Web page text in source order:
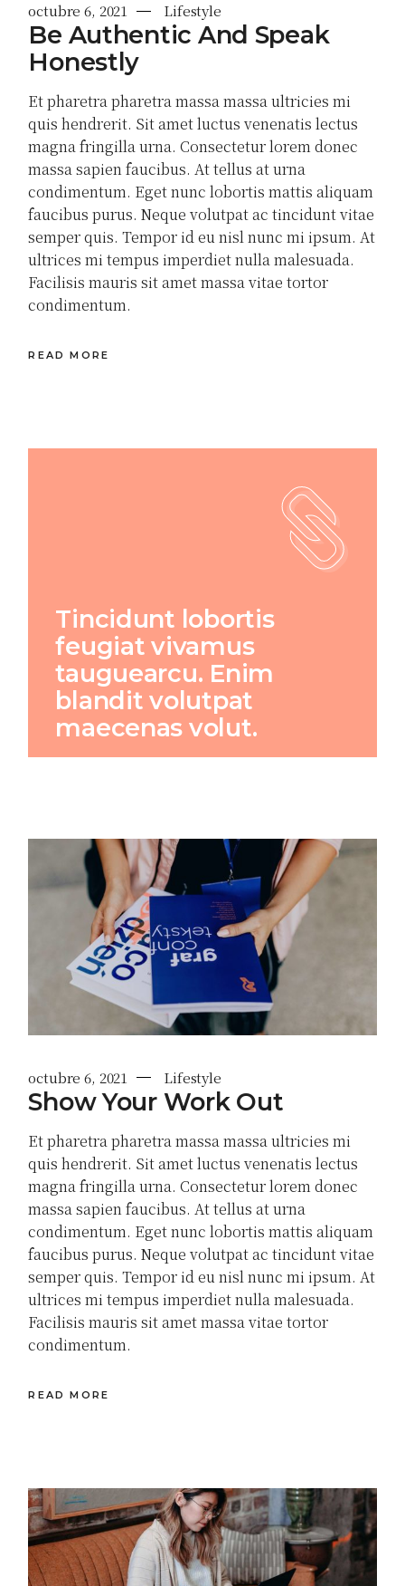
octubre 6, 2021 Lifestyle
Be Authentic And Speak
Honestly
Et pharetra pharetra massa massa ultricies mi
quis hendrerit. Sit amet luctus venenatis lectus
magna fringilla urna. Consectetur lorem donec
massa sapien faucibus. At tellus at urna
condimentum. Eget nunc lobortis mattis aliquam
faucibus purus. Neque volutpat ac tincidunt vitae
semper quis. Tempor id eu nisl nunc mi ipsum. At
ultrices mi tempus imperdiet nulla malesuada.
Facilisis mauris sit amet massa vitae tortor
condimentum.
READ MORE
Tincidunt lobortis
feugiat vivamus
tauguearcu. Enim
blandit volutpat
maecenas volut.
octubre 6, 2021 Lifestyle
Show Your Work Out
Et pharetra pharetra massa massa ultricies mi
quis hendrerit. Sit amet luctus venenatis lectus
magna fringilla urna. Consectetur lorem donec
massa sapien faucibus. At tellus at urna
condimentum. Eget nunc lobortis mattis aliquam
faucibus purus. Neque volutpat ac tincidunt vitae
semper quis. Tempor id eu nisl nunc mi ipsum. At
ultrices mi tempus imperdiet nulla malesuada.
Facilisis mauris sit amet massa vitae tortor
condimentum.
READ MORE